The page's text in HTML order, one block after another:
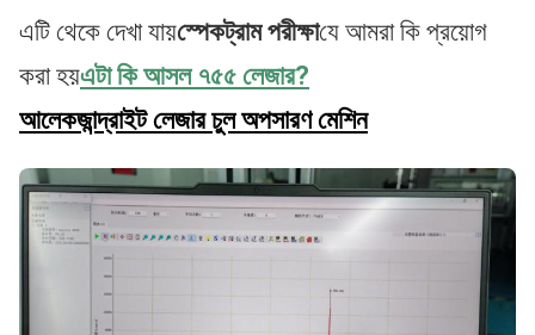
এটি থেকে দেখা যায়স্পেকট্রাম পরীক্ষাযে আমরা কি প্রয়োগ
করা হয়এটা কি আসল ৭৫৫ লেজার?
আলেকজান্দ্রাইট লেজার চুল অপসারণ মেশিন